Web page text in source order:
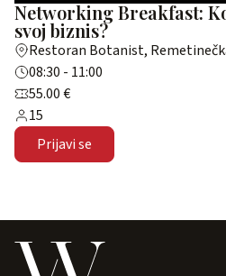
Networking Breakfast:
svoj biznis?
Restoran Botanist,
08:30 - 11:00
55.00 €
15
Prijavi se